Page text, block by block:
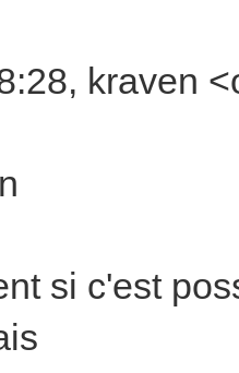
kraven
si c'est